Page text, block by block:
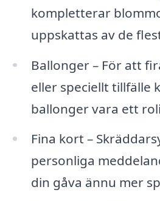
kompletterar
uppskattas av de
Ballonger – För att
eller speciellt tillfälle
ballonger vara ett
Fina kort –
personliga
din gåva ännu mer